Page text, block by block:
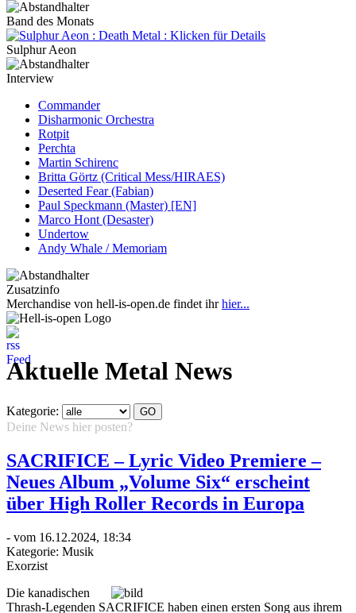
Band des Monats
Sulphur Aeon
Interview
Commander
Disharmonic Orchestra
Rotpit
Perchta
Martin Schirenc
Britta Görtz (Critical Mess/HIRAES)
Deserted Fear (Fabian)
Paul Speckmann (Master) [EN]
Marco Hont (Desaster)
Undertow
Andy Whale / Memoriam
Zusatzinfo
Merchandise von hell-is-open.de findet ihrhier...
Aktuelle Metal News
Kategorie:
Deine News hier posten?
SACRIFICE – Lyric Video Premiere –
Neues Album „Volume Six“ erscheint
über High Roller Records in Europa
- vom 16.12.2024, 18:34
Kategorie: Musik
Exorzist
Die kanadischen
Thrash-Legenden SACRIFICE haben einen ersten Song aus ihrem